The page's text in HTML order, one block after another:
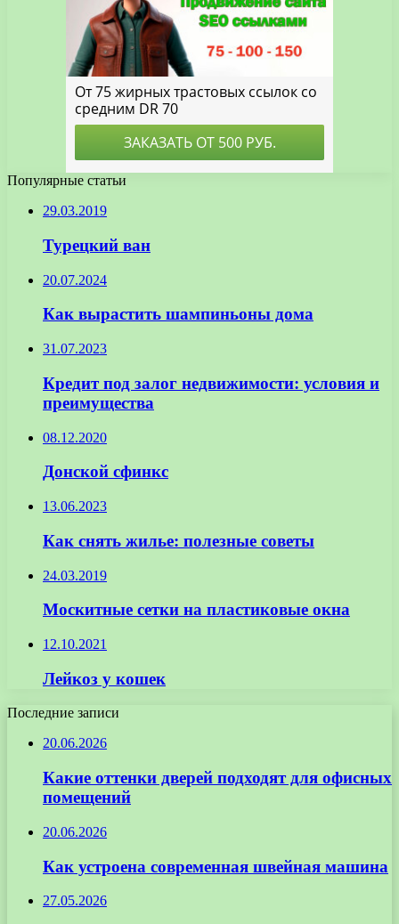
Популярные статьи
29.03.2019
Турецкий ван
20.07.2024
Как вырастить шампиньоны дома
31.07.2023
Кредит под залог недвижимости: условия и
преимущества
08.12.2020
Донской сфинкс
13.06.2023
Как снять жилье: полезные советы
24.03.2019
Москитные сетки на пластиковые окна
12.10.2021
Лейкоз у кошек
Последние записи
20.06.2026
Какие оттенки дверей подходят для офисных
помещений
20.06.2026
Как устроена современная швейная машина
27.05.2026